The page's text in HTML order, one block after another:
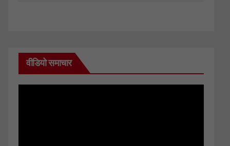
वीडियो समाचार